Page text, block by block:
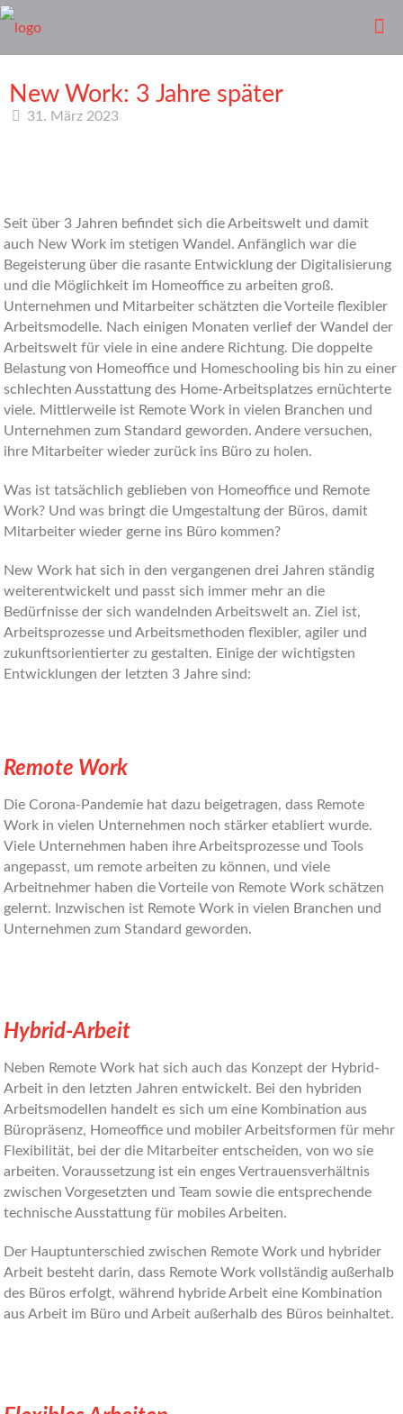
New Work: 3 Jahre später
31. März 2023
Seit über 3 Jahren befindet sich die Arbeitswelt und damit
auch New Work im stetigen Wandel. Anfänglich war die
Begeisterung über die rasante Entwicklung der Digitalisierung
und die Möglichkeit im Homeoffice zu arbeiten groß.
Unternehmen und Mitarbeiter schätzten die Vorteile flexibler
Arbeitsmodelle. Nach einigen Monaten verlief der Wandel der
Arbeitswelt für viele in eine andere Richtung. Die doppelte
Belastung von Homeoffice und Homeschooling bis hin zu einer
schlechten Ausstattung des Home-Arbeitsplatzes ernüchterte
viele. Mittlerweile ist Remote Work in vielen Branchen und
Unternehmen zum Standard geworden. Andere versuchen,
ihre Mitarbeiter wieder zurück ins Büro zu holen.
Was ist tatsächlich geblieben von Homeoffice und Remote
Work? Und was bringt die Umgestaltung der Büros, damit
Mitarbeiter wieder gerne ins Büro kommen?
New Work hat sich in den vergangenen drei Jahren ständig
weiterentwickelt und passt sich immer mehr an die
Bedürfnisse der sich wandelnden Arbeitswelt an. Ziel ist,
Arbeitsprozesse und Arbeitsmethoden flexibler, agiler und
zukunftsorientierter zu gestalten. Einige der wichtigsten
Entwicklungen der letzten 3 Jahre sind:
Remote Work
Die Corona-Pandemie hat dazu beigetragen, dass Remote
Work in vielen Unternehmen noch stärker etabliert wurde.
Viele Unternehmen haben ihre Arbeitsprozesse und Tools
angepasst, um remote arbeiten zu können, und viele
Arbeitnehmer haben die Vorteile von Remote Work schätzen
gelernt. Inzwischen ist Remote Work in vielen Branchen und
Unternehmen zum Standard geworden.
Hybrid-Arbeit
Neben Remote Work hat sich auch das Konzept der Hybrid-
Arbeit in den letzten Jahren entwickelt. Bei den hybriden
Arbeitsmodellen handelt es sich um eine Kombination aus
Büropräsenz, Homeoffice und mobiler Arbeitsformen für mehr
Flexibilität, bei der die Mitarbeiter entscheiden, von wo sie
arbeiten. Voraussetzung ist ein enges Vertrauensverhältnis
zwischen Vorgesetzten und Team sowie die entsprechende
technische Ausstattung für mobiles Arbeiten.
Der Hauptunterschied zwischen Remote Work und hybrider
Arbeit besteht darin, dass Remote Work vollständig außerhalb
des Büros erfolgt, während hybride Arbeit eine Kombination
aus Arbeit im Büro und Arbeit außerhalb des Büros beinhaltet.